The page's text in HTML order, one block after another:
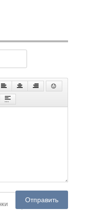
Отправить